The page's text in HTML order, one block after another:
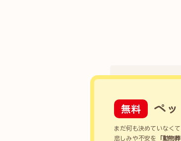
無料 ペ
まだ何も決めていなくて
悲しみや不安を
「動物